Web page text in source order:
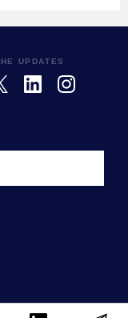
UPDATES